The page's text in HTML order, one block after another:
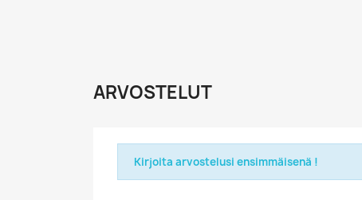
ARVOSTELUT
Kirjoita arvostelusi ensimmäisenä !